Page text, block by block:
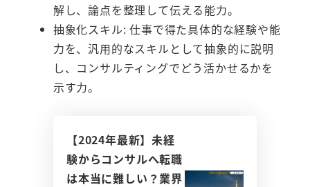
解し、論点を整理して伝える能力。
抽象化スキル: 仕事で得た具体的な経験や能
力を、汎用的なスキルとして抽象的に説明
し、コンサルティングでどう活かせるかを
示す力。
【2024年最新】未経
験からコンサルへ転職
は本当に難しい？業界